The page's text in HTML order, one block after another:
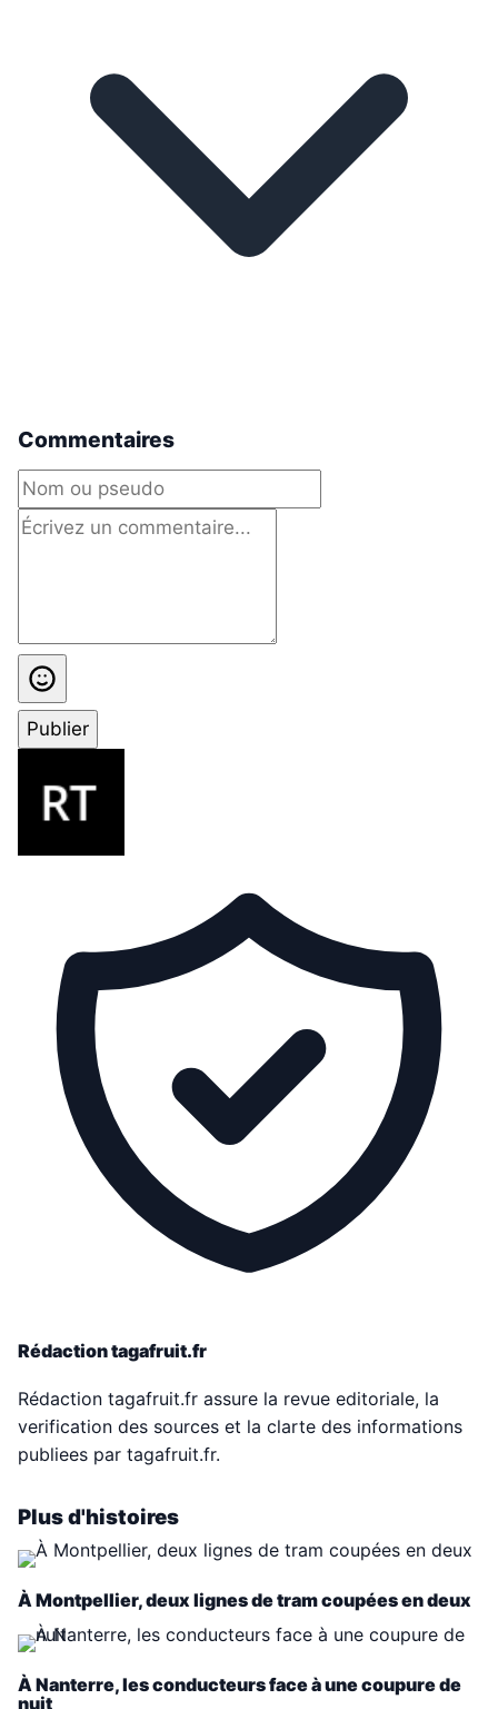
Commentaires
Publier
Rédaction tagafruit.fr
Rédaction tagafruit.fr assure la revue editoriale, la
verification des sources et la clarte des informations
publiees par tagafruit.fr.
Plus d'histoires
À Montpellier, deux lignes de tram coupées en deux
À Nanterre, les conducteurs face à une coupure de
nuit